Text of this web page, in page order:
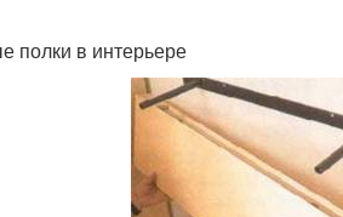
полки в интерьере